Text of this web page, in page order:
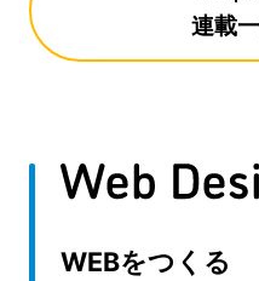
連載
WEBをつくる